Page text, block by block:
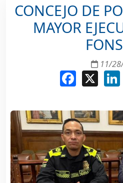
CONCEJO DE
MAYOR
11/
Facebook